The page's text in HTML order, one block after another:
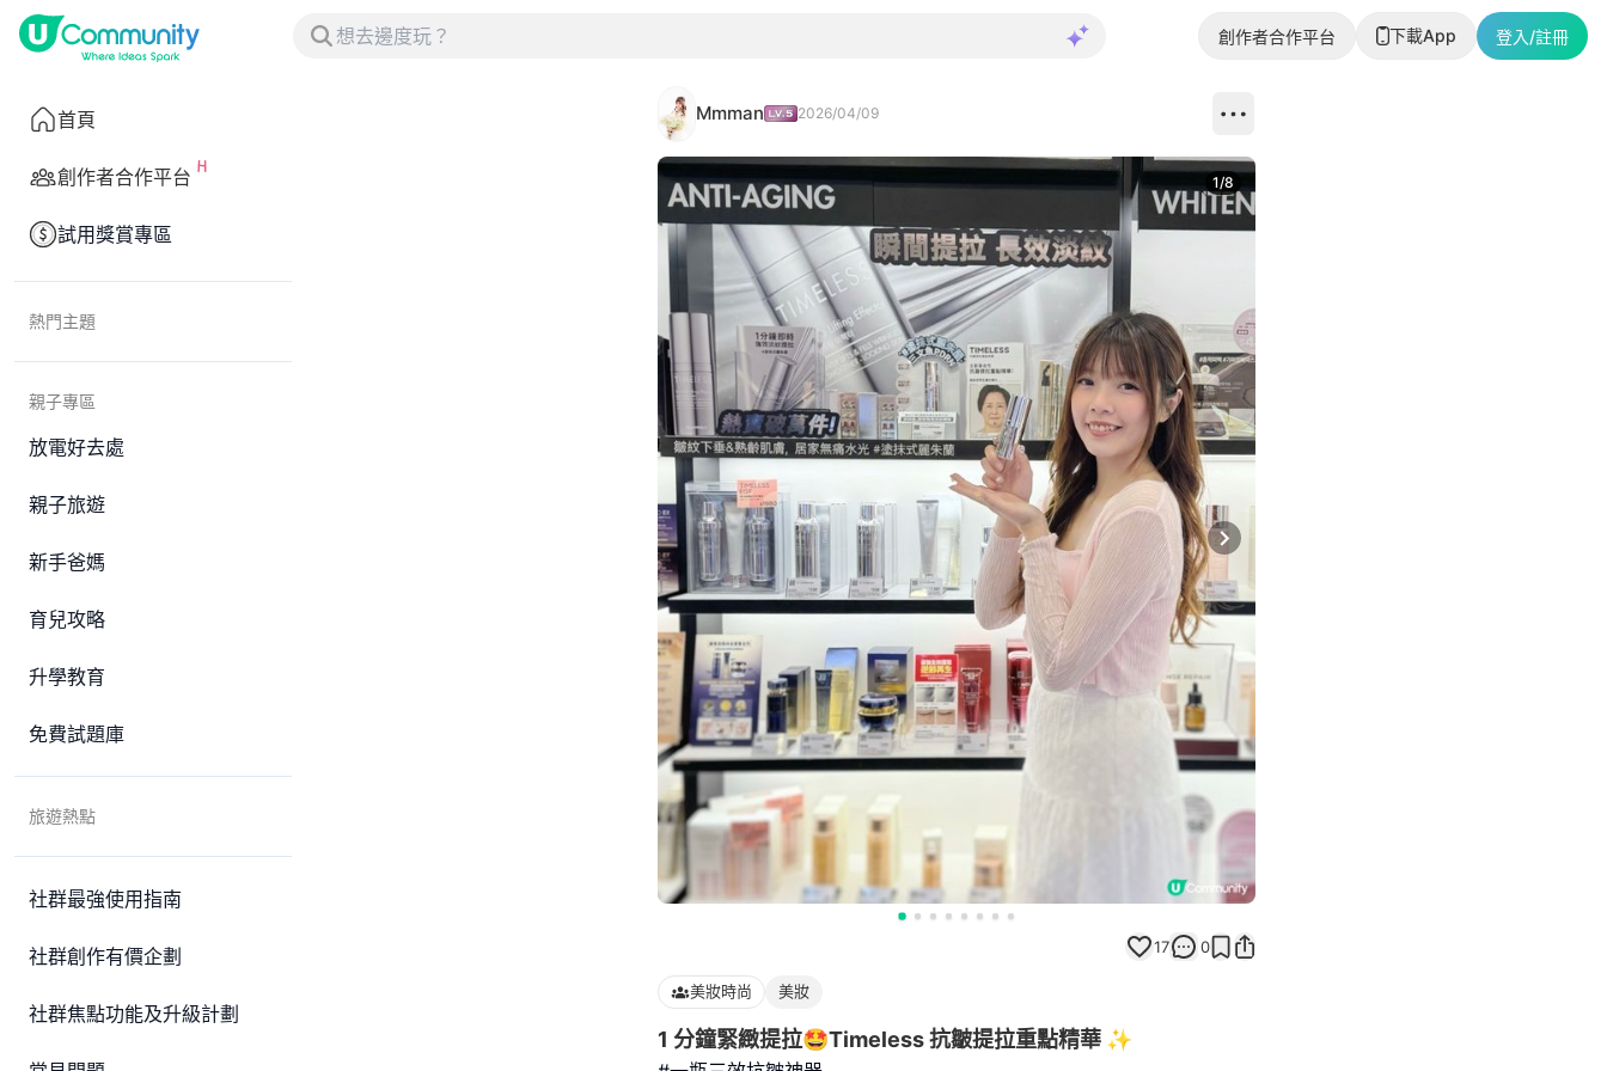
創作者合作平台 下載App 登入/註冊
首頁
創作者合作平台
試用獎賞專區
熱門主題
親子專區
放電好去處
親子旅遊
新手爸媽
育兒攻略
升學教育
免費試題庫
旅遊熱點
社群最強使用指南
社群創作有價企劃
社群焦點功能及升級計劃
Mmman 2026/04/09
Next slide
1/8
17 0
美妝時尚 美妝
1 分鐘緊緻提拉🤩Timeless 抗皺提拉重點精華 ✨